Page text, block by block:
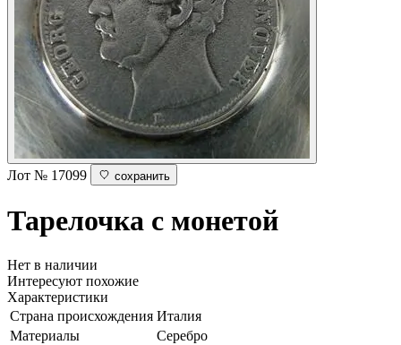
Лот № 17099 сохранить
Тарелочка с монетой
Нет в наличии
Интересуют похожие
Характеристики
Страна происхождения Италия
Материалы
Серебро